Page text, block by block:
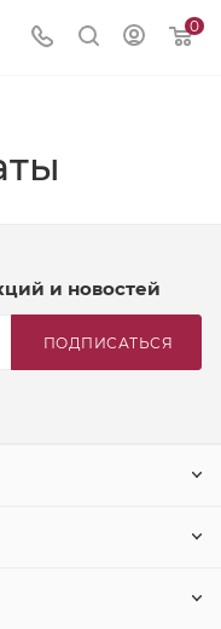
0
и новостей
ПОДПИСАТЬСЯ